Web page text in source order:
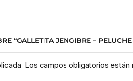
“GALLETITA JENGIBRE –
Los campos obligatorios están